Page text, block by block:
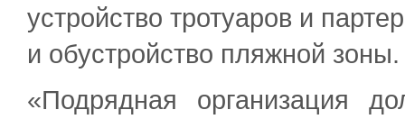
устройство тротуаров и
и обустройство пляжной зоны.
«Подрядная организация